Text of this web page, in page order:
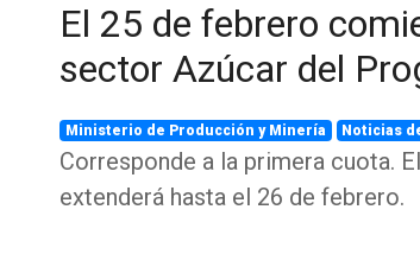
El 25 de febrero
sector Azúcar del
Ministerio de Producción y Minería Noticias
Corresponde a la primera cuota.
extenderá hasta el 26 de febrero.